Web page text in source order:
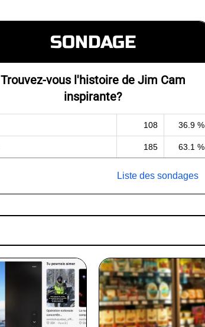
SONDAGE
Trouvez-vous l'histoire de Jim Cam
inspirante?
108 36.9 %
185 63.1 %
Liste des sondages